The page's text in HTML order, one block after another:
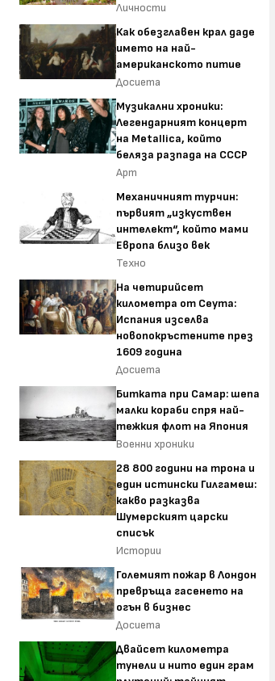
Личности
Как обезглавен крал даде
името на най-
американското питие
Досиета
Музикални хроники:
Легендарният концерт
на Metallica, който
беляза разпада на СССР
Арт
Механичният турчин:
първият „изкуствен
интелект“, който мами
Европа близо век
Техно
На четирийсет
километра от Сеута:
Испания изселва
новопокръстените през
1609 година
Досиета
Битката при Самар: шепа
малки кораби спря най-
тежкия флот на Япония
Военни хроники
28 800 години на трона и
един истински Гилгамеш:
какво разказва
Шумерският царски
списък
Истории
Големият пожар в Лондон
превръща гасенето на
огън в бизнес
Досиета
Двайсет километра
тунели и нито един грам